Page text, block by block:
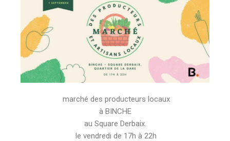
marché des producteurs locaux
à BINCHE
au Square Derbaix.
le vendredi de 17h à 22h